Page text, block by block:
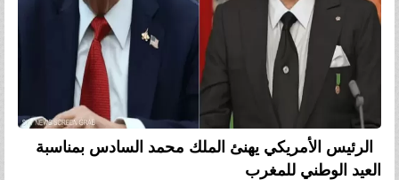
الرئيس الأمريكي يهنئ الملك محمد السادس بمناسبة
العيد الوطني للمغرب